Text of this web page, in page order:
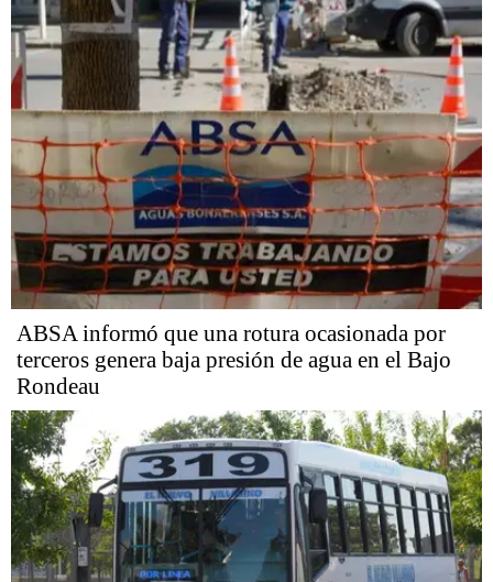
ABSA informó que una rotura ocasionada por
terceros genera baja presión de agua en el Bajo
Rondeau